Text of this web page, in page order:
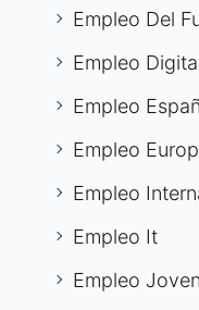
Empleo Del
Empleo
Empleo
Empleo
Empleo
Empleo It
Empleo Joven